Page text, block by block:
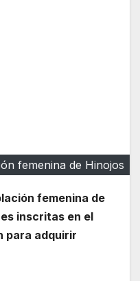
femenina de Hinojos
femenina de
inscritas en el
para adquirir